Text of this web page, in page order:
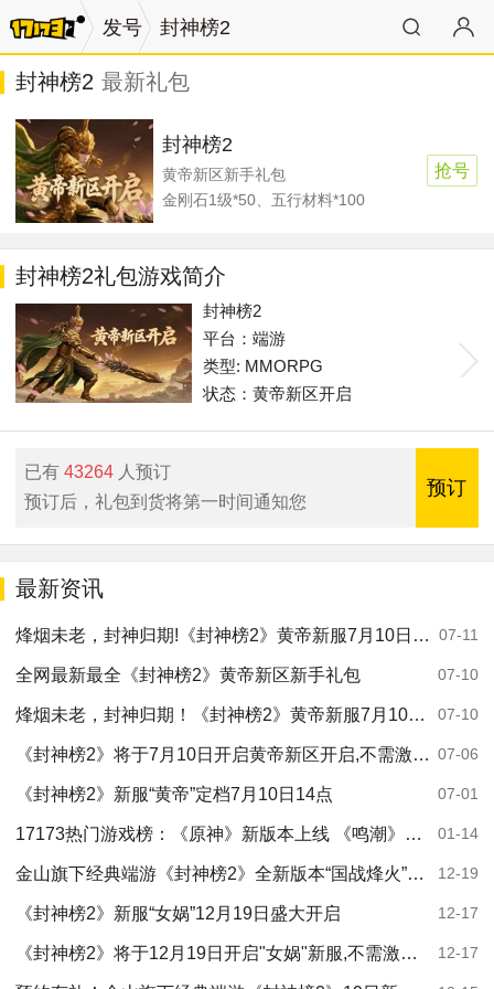
发号 封神榜2
封神榜2 最新礼包
封神榜2
黄帝新区新手礼包
金刚石1级*50、五行材料*100
抢号
封神榜2礼包游戏简介
封神榜2
平台：端游
类型: MMORPG
状态：黄帝新区开启
已有43264 人预订
预订后，礼包到货将第一时间通知您
预订
最新资讯
烽烟未老，封神归期!《封神榜2》黄帝新服7月10日开启，再续经典传奇 07-11
全网最新最全《封神榜2》黄帝新区新手礼包 07-10
烽烟未老，封神归期！《封神榜2》黄帝新服7月10日开启，再续经典传奇 07-10
《封神榜2》将于7月10日开启黄帝新区开启,不需激活码即可参与！ 07-06
《封神榜2》新服“黄帝”定档7月10日14点 07-01
17173热门游戏榜：《原神》新版本上线 《鸣潮》3.0下半开启 01-14
金山旗下经典端游《封神榜2》全新版本“国战烽火”19日倾情上线 12-19
《封神榜2》新服“女娲”12月19日盛大开启 12-17
《封神榜2》将于12月19日开启"女娲"新服,不需激活码即可参与！ 12-17